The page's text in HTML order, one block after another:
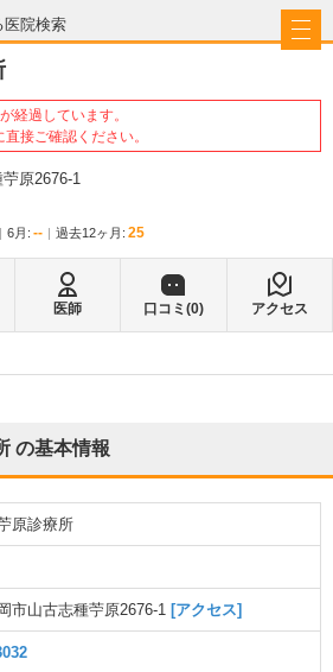
医院検索
経過しています。
接ご確認ください。
原2676-1
6月 : -- 過去12ヶ月: 25
医師 口コミ(0) アクセス
の基本情報
原診療所
市山古志種苧原2676-1 [アクセス]